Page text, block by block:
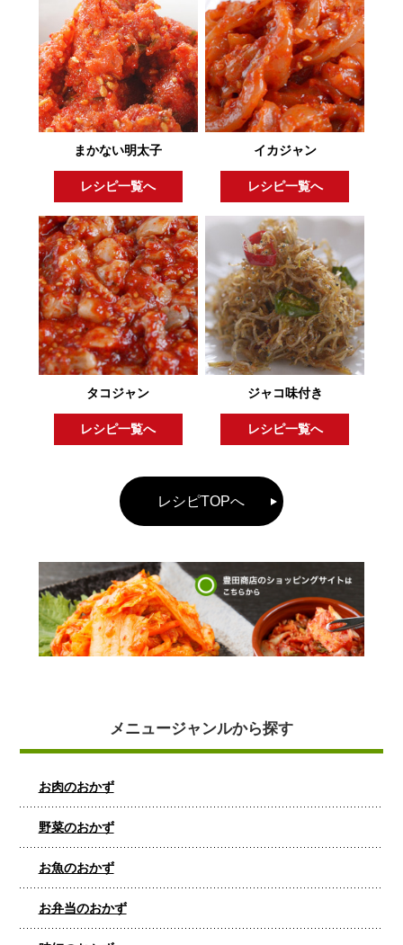
メニュージャンルから探す
お肉のおかず
野菜のおかず
お魚のおかず
お弁当のおかず
まかない明太子
レシピ一覧へ
イカジャン
レシピ一覧へ
タコジャン
レシピ一覧へ
ジャコ味付き
レシピ一覧へ
レシピTOPへ